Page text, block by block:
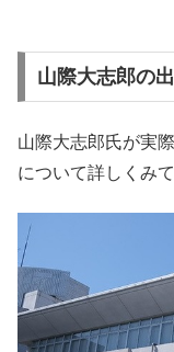
山際大志郎の
山際大志郎氏が実
について詳しくみ